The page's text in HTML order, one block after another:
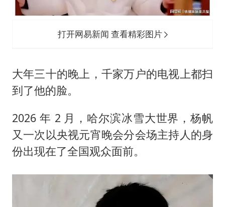
打开网易新闻 查看精彩图片
大年三十的晚上，千家万户的电视上都扫
到了他的脸。
2026 年 2 月，哈尔滨冰雪大世界，杨帆
又一次以央视元宵晚会分会场主持人的身
份出现在了全国观众面前。